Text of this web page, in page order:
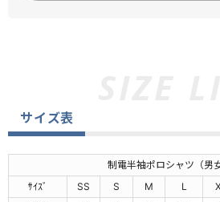
サイズ表
制電半袖ポロシャツ（男
ｻｲｽﾞ
SS S M L